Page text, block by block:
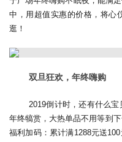
中，用超值实惠的价格，将心
逛！
双旦狂欢，年终嗨购
2019倒计时，还有什么
年终犒赏，大热单品不用等到
福利加码：累计满1288元送